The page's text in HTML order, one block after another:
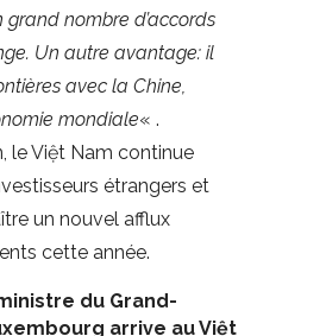
grand nombre d’accords
Un autre avantage: il
avec la Chine,
mondiale« .
le Việt Nam continue
étrangers et
un nouvel afflux
cette année.
du Grand-
arrive au Việt